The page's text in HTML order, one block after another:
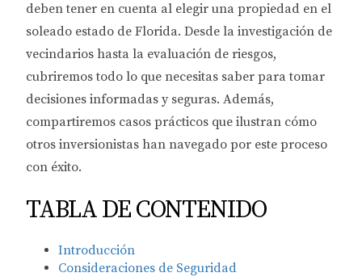
deben tener en cuenta al elegir una propiedad en el
soleado estado de Florida. Desde la investigación de
vecindarios hasta la evaluación de riesgos,
cubriremos todo lo que necesitas saber para tomar
decisiones informadas y seguras. Además,
compartiremos casos prácticos que ilustran cómo
otros inversionistas han navegado por este proceso
con éxito.
TABLA DE CONTENIDO
Introducción
Consideraciones de Seguridad